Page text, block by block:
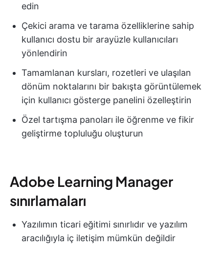
edin
Çekici arama ve tarama özelliklerine sahip
kullanıcı dostu bir arayüzle kullanıcıları
yönlendirin
Tamamlanan kursları, rozetleri ve ulaşılan
dönüm noktalarını bir bakışta görüntülemek
için kullanıcı gösterge panelini özelleştirin
Özel tartışma panoları ile öğrenme ve fikir
geliştirme topluluğu oluşturun
Adobe Learning Manager
sınırlamaları
Yazılımın ticari eğitimi sınırlıdır ve yazılım
aracılığıyla iç iletişim mümkün değildir